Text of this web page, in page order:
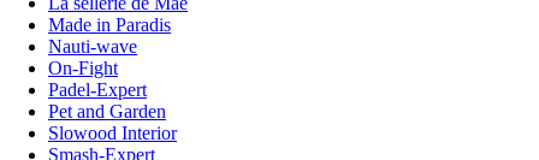
Made in Paradis
Nauti-wave
On-Fight
Padel-Expert
Pet and Garden
Slowood Interior
Smash-Expert